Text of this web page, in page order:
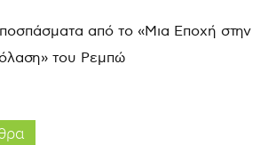
από το «Μια Εποχή στην
του Ρεμπώ